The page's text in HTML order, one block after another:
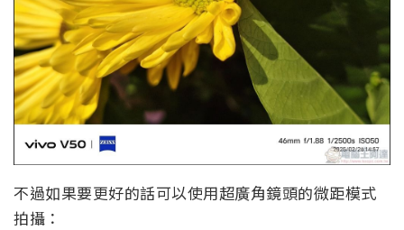
不過如果要更好的話可以使用超廣角鏡頭的微距模式
拍攝：